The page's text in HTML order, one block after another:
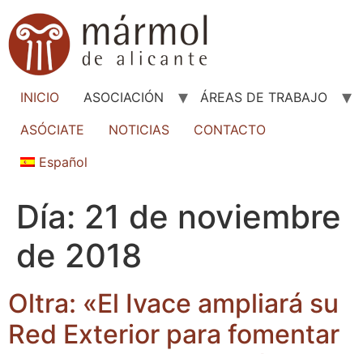
INICIO ASOCIACIÓN
ÁREAS DE TRABAJO
ASÓCIATE
NOTICIAS
CONTACTO
Español
Día: 21 de noviembre
de 2018
Oltra: «El Ivace ampliará su
Red Exterior para fomentar